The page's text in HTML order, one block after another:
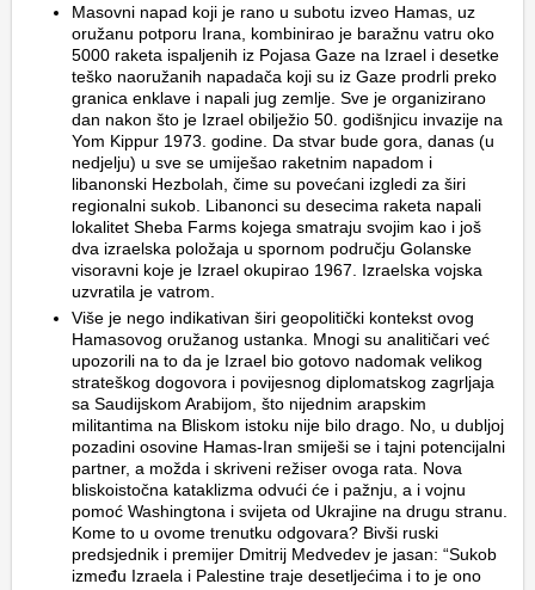
Masovni napad koji je rano u subotu izveo Hamas, uz
oružanu potporu Irana, kombinirao je baražnu vatru oko
5000 raketa ispaljenih iz Pojasa Gaze na Izrael i desetke
teško naoružanih napadača koji su iz Gaze prodrli preko
granica enklave i napali jug zemlje. Sve je organizirano
dan nakon što je Izrael obilježio 50. godišnjicu invazije na
Yom Kippur 1973. godine. Da stvar bude gora, danas (u
nedjelju) u sve se umiješao raketnim napadom i
libanonski Hezbolah, čime su povećani izgledi za širi
regionalni sukob. Libanonci su desecima raketa napali
lokalitet Sheba Farms kojega smatraju svojim kao i još
dva izraelska položaja u spornom području Golanske
visoravni koje je Izrael okupirao 1967. Izraelska vojska
uzvratila je vatrom.
Više je nego indikativan širi geopolitički kontekst ovog
Hamasovog oružanog ustanka. Mnogi su analitičari već
upozorili na to da je Izrael bio gotovo nadomak velikog
strateškog dogovora i povijesnog diplomatskog zagrljaja
sa Saudijskom Arabijom, što nijednim arapskim
militantima na Bliskom istoku nije bilo drago. No, u dubljoj
pozadini osovine Hamas-Iran smiješi se i tajni potencijalni
partner, a možda i skriveni režiser ovoga rata. Nova
bliskoistočna kataklizma odvući će i pažnju, a i vojnu
pomoć Washingtona i svijeta od Ukrajine na drugu stranu.
Kome to u ovome trenutku odgovara? Bivši ruski
predsjednik i premijer Dmitrij Medvedev je jasan: “Sukob
između Izraela i Palestine traje desetljećima i to je ono